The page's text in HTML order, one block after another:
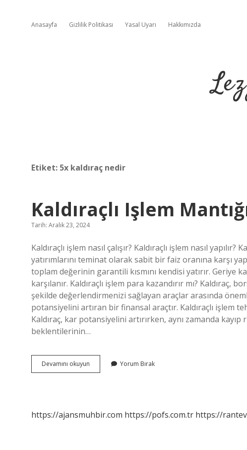
Anasayfa Gizlilik Politikası Yasal Uyarı Hakkımızda
Etiket: 5x kaldıraç nedir
Kaldıraçlı Işlem
Tarih: Aralık 23, 2024
Kaldıraçlı işlem nasıl çalışır? Kaldıraçlı işlem nasıl
yatırımlarını teminat olarak sabit bir faiz oranına karşı
toplam değerinin garantili kısmını kendisi yatırır. Geriye
karşılanır. Kaldıraçlı işlem para kazandırır mı? Kaldıraç,
şekilde değerlendirmenizi sağlayan araçlar arasında
potansiyelini artıran bir finansal araçtır. Kaldıraçlı işlem
Kaldıraç, kar potansiyelini artırırken, aynı zamanda kayıp
beklentilerinin…
Devamını okuyun Kaldıraçlı
Işlem
Yorum Bırak
https://ajansmuhbir.com https://pofs.com.tr https://